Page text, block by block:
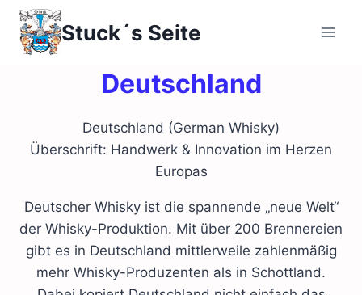
Zum
Inhalt
springen
Stuck´s Seite
Deutschland
Deutschland (German Whisky)
Überschrift: Handwerk & Innovation im Herzen
Europas
Deutscher Whisky ist die spannende „neue Welt“
der Whisky-Produktion. Mit über 200 Brennereien
gibt es in Deutschland mittlerweile zahlenmäßig
mehr Whisky-Produzenten als in Schottland.